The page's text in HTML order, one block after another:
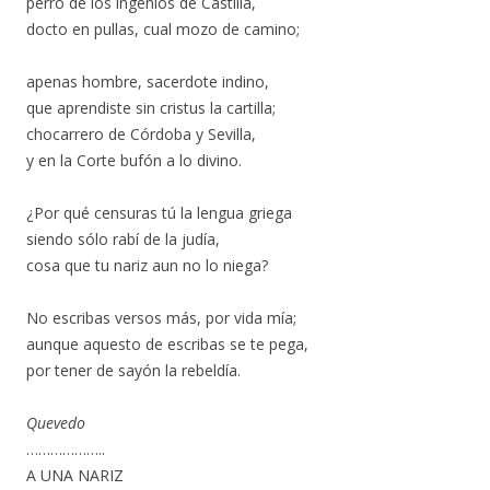
docto en pullas, cual mozo de camino;
apenas hombre, sacerdote indino,
que aprendiste sin cristus la cartilla;
chocarrero de Córdoba y Sevilla,
y en la Corte bufón a lo divino.
¿Por qué censuras tú la lengua griega
siendo sólo rabí de la judía,
cosa que tu nariz aun no lo niega?
No escribas versos más, por vida mía;
aunque aquesto de escribas se te pega,
por tener de sayón la rebeldía.
Quevedo
………………..
A UNA NARIZ